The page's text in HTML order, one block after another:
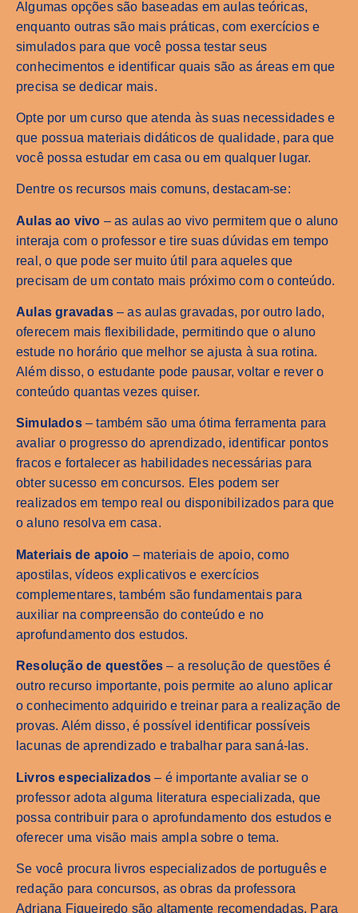
Algumas opções são baseadas em aulas teóricas,
enquanto outras são mais práticas, com exercícios e
simulados para que você possa testar seus
conhecimentos e identificar quais são as áreas em que
precisa se dedicar mais.
Opte por um curso que atenda às suas necessidades e
que possua materiais didáticos de qualidade, para que
você possa estudar em casa ou em qualquer lugar.
Dentre os recursos mais comuns, destacam-se:
Aulas ao vivo – as aulas ao vivo permitem que o aluno
interaja com o professor e tire suas dúvidas em tempo
real, o que pode ser muito útil para aqueles que
precisam de um contato mais próximo com o conteúdo.
Aulas gravadas– as aulas gravadas, por outro lado,
oferecem mais flexibilidade, permitindo que o aluno
estude no horário que melhor se ajusta à sua rotina.
Além disso, o estudante pode pausar, voltar e rever o
conteúdo quantas vezes quiser.
Simulados– também são uma ótima ferramenta para
avaliar o progresso do aprendizado, identificar pontos
fracos e fortalecer as habilidades necessárias para
obter sucesso em concursos. Eles podem ser
realizados em tempo real ou disponibilizados para que
o aluno resolva em casa.
Materiais de apoio – materiais de apoio, como
apostilas, vídeos explicativos e exercícios
complementares, também são fundamentais para
auxiliar na compreensão do conteúdo e no
aprofundamento dos estudos.
Resolução de questões – a resolução de questões é
outro recurso importante, pois permite ao aluno aplicar
o conhecimento adquirido e treinar para a realização de
provas. Além disso, é possível identificar possíveis
lacunas de aprendizado e trabalhar para saná-las.
Livros especializados – é importante avaliar se o
professor adota alguma literatura especializada, que
possa contribuir para o aprofundamento dos estudos e
oferecer uma visão mais ampla sobre o tema.
Se você procura livros especializados de português e
redação para concursos, as obras da professora
Adriana Figueiredo são altamente recomendadas. Para